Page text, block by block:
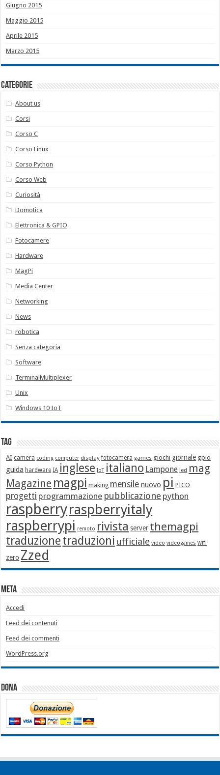
Giugno 2015
Maggio 2015
Aprile 2015
Marzo 2015
Categorie
About us
Corsi
Corso C
Corso Linux
Corso Python
Corso Web
Curiosità
Domotica
Elettronica & GPIO
Fotocamere
Hardware
MagPi
Media Center
Networking
News
robotica
Senza categoria
Software
TerminalMultiplexer
Unix
Windows 10 IoT
Tag
AI camera coding computer display fotocamera games giochi giornale gpio
guida hardware IA inglese IoT italiano Lampone led mag
Magazine magpi making mensile nuovo pi PICO
progetti programmazione pubblicazione python
raspberryraspberryitaly
raspberrypi remoto rivista server themagpi
traduzionetraduzioni ufficiale video videogames wifi
zero Zzed
Meta
Accedi
Feed dei contenuti
Feed dei commenti
WordPress.org
Dona